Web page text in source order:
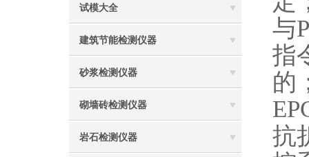
试模大全
建筑节能检测仪器
砂浆检测仪器
砌墙砖检测仪器
岩石检测仪器
与
指
的
抗